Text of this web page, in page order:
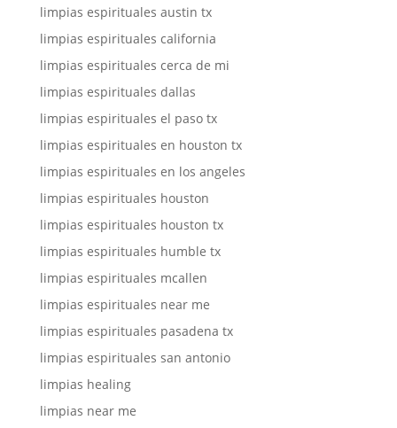
limpias espirituales austin tx
limpias espirituales california
limpias espirituales cerca de mi
limpias espirituales dallas
limpias espirituales el paso tx
limpias espirituales en houston tx
limpias espirituales en los angeles
limpias espirituales houston
limpias espirituales houston tx
limpias espirituales humble tx
limpias espirituales mcallen
limpias espirituales near me
limpias espirituales pasadena tx
limpias espirituales san antonio
limpias healing
limpias near me